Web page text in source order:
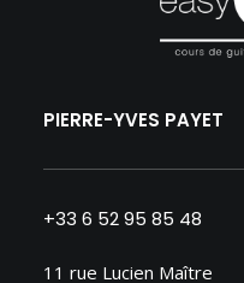
PIERRE-YVES PAYET
+33 6 52 95 85 48
11 rue Lucien Maître